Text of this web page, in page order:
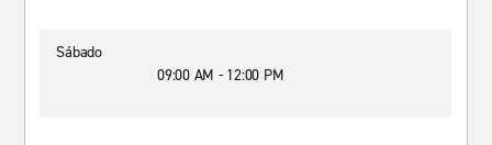
Sábado
09:00 AM - 12:00 PM